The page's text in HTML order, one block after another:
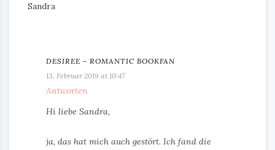
Sandra
DESIREE - ROMANTIC BOOKFAN
13. Februar 2019 at 10:47
Antworten
Hi liebe Sandra,
ja, das hat mich auch gestört. Ich fand die